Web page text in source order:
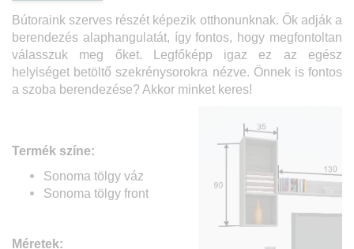
Bútoraink szerves részét képezik otthonunknak. Ők adják a
berendezés alaphangulatát, így fontos, hogy megfontoltan
válasszuk meg őket. Legfőképp igaz ez az egész
helyiséget betöltő szekrénysorokra nézve. Önnek is fontos
a szoba berendezése? Akkor minket keres!
Termék színe:
Sonoma tölgy váz
Sonoma tölgy front
Méretek: